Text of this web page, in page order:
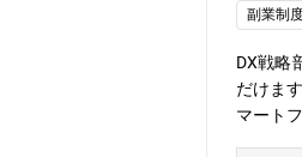
副業制
DX戦略
だけま
マート